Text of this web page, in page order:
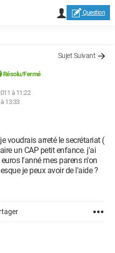
Question
Sujet Suivant
Résolu/Fermé
à 11:22
13:33
voudrais arreté le secrétariat (
un CAP petit enfance. j'ai
l'anné mes parens n'on
je peux avoir de l'aide ?